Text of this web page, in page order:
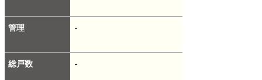
管理 -
総戸数 -